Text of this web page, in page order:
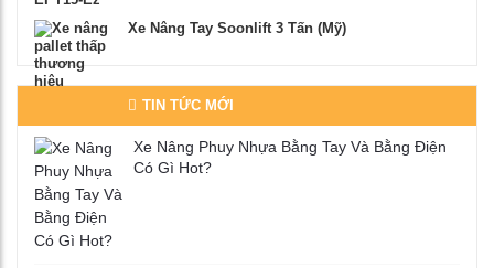
Xe Nâng Tay Soonlift 3 Tấn (Mỹ)
TIN TỨC MỚI
Xe Nâng Phuy Nhựa Bằng Tay Và Bằng Điện
Có Gì Hot?